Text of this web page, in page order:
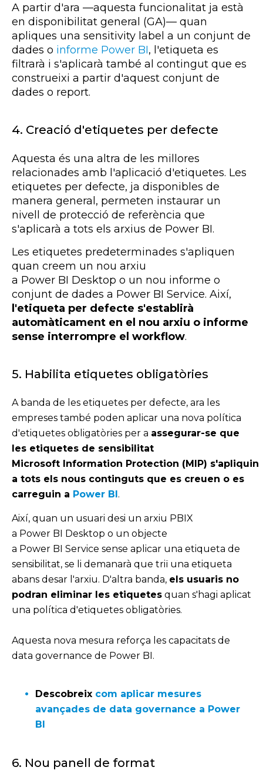
A partir d'ara —aquesta funcionalitat ja està
en disponibilitat general (GA)— quan
apliques una sensitivity label a un conjunt de
dades o informe Power BI, l'etiqueta es
filtrarà i s'aplicarà també al contingut que es
construeixi a partir d'aquest conjunt de
dades o report.
4. Creació d'etiquetes per defecte
Aquesta és una altra de les millores
relacionades amb l'aplicació d'etiquetes. Les
etiquetes per defecte, ja disponibles de
manera general, permeten instaurar un
nivell de protecció de referència que
s'aplicarà a tots els arxius de Power BI.
Les etiquetes predeterminades s'apliquen
quan creem un nou arxiu
a Power BI Desktop o un nou informe o
conjunt de dades a Power BI Service. Així,
l'etiqueta per defecte s'establirà
automàticament en el nou arxiu o informe
sense interrompre el workflow.
5. Habilita etiquetes obligatòries
A banda de les etiquetes per defecte, ara les
empreses també poden aplicar una nova política
d'etiquetes obligatòries per a assegurar-se que
les etiquetes de sensibilitat
Microsoft Information Protection (MIP) s'apliquin
a tots els nous continguts que es creuen o es
carreguin a Power BI .
Així, quan un usuari desi un arxiu PBIX
a Power BI Desktop o un objecte
a Power BI Service sense aplicar una etiqueta de
sensibilitat, se li demanarà que triï una etiqueta
abans desar l'arxiu. D'altra banda, els usuaris no
podran eliminar les etiquetes quan s'hagi aplicat
una política d'etiquetes obligatòries.
Aquesta nova mesura reforça les capacitats de
data governance de Power BI.
Descobreix com aplicar mesures
avançades de data governance a Power
BI
6. Nou panell de format